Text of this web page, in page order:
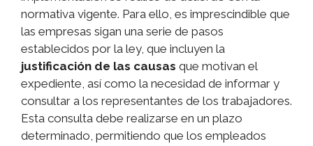
normativa vigente. Para ello, es imprescindible que
las empresas sigan una serie de pasos
establecidos por la ley, que incluyen la
justificación de las causas que motivan el
expediente, así como la necesidad de informar y
consultar a los representantes de los trabajadores.
Esta consulta debe realizarse en un plazo
determinado, permitiendo que los empleados